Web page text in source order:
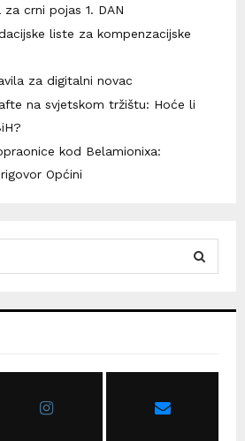
crni pojas 1. DAN
liste za kompenzacijske
za digitalni novac
na svjetskom tržištu: Hoće li
kod Belamionixa:
Općini